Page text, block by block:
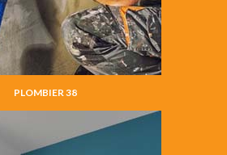
PLOMBIER 38